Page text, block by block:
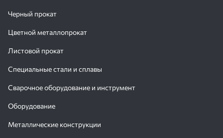
Черный прокат
Цветной металлопрокат
Листовой прокат
Специальные стали и сплавы
Сварочное оборудование и инструмент
Оборудование
Металлические конструкции